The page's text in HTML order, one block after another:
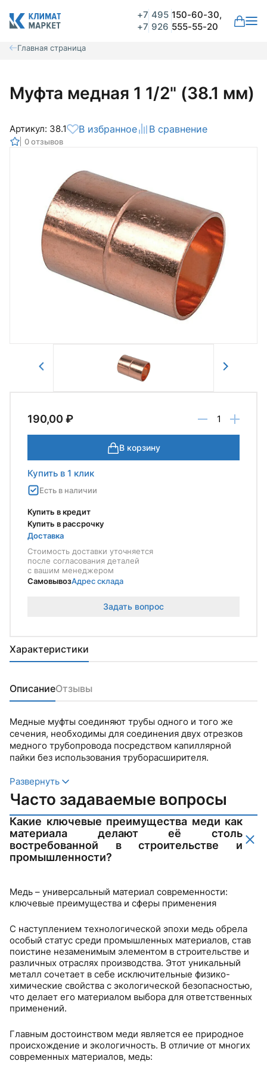
+7 495 150-60-30,
+7 926 555-55-20
Главная страница
Муфта медная 1 1/2" (38.1 мм)
Артикул: 38.1 В избранное В сравнение
0 отзывов
Характеристики
190,00 ₽
В корзину
Купить в 1 клик
Есть в наличии
Купить в кредит
Купить в рассрочку
Доставка
Стоимость доставки уточняется
после согласования деталей
с вашим менеджером
СамовывозАдрес склада
Задать вопрос
ОписаниеОтзывы
Медные муфты соединяют трубы одного и того же
сечения, необходимы для соединения двух отрезков
медного трубопровода посредством капиллярной
пайки без использования труборасширителя.
Развернуть
Часто задаваемые вопросы
Какие ключевые преимущества меди как
материала делают её столь
востребованной в строительстве и
промышленности?
Медь – универсальный материал современности:
ключевые преимущества и сферы применения
С наступлением технологической эпохи медь обрела
особый статус среди промышленных материалов, став
поистине незаменимым элементом в строительстве и
различных отраслях производства. Этот уникальный
металл сочетает в себе исключительные физико-
химические свойства с экологической безопасностью,
что делает его материалом выбора для ответственных
применений.
Главным достоинством меди является ее природное
происхождение и экологичность. В отличие от многих
современных материалов, медь:
Комментарий
Отправить
покупки на нашем сайте и ваш аккаунт
был создан автоматически.
Для оформления заказа необходимо
войти в личный кабинет.
Авторизоваться